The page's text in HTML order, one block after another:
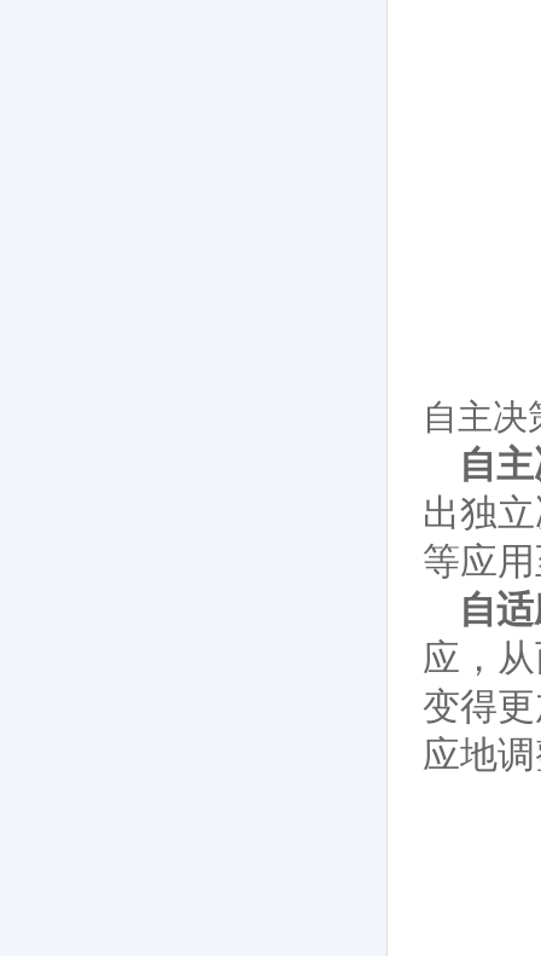
自主决
自
出独
等应
自
应，
变得
应地